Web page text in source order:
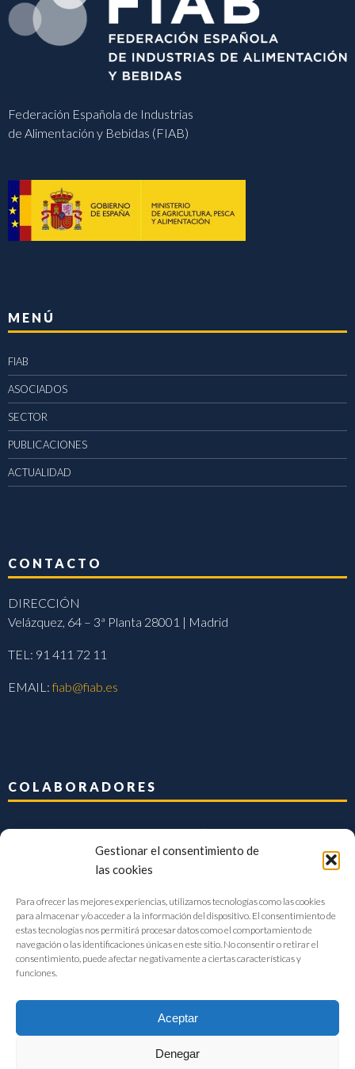
Gestionar el consentimiento de
las cookies
Para ofrecer las mejores experiencias, utilizamos tecnologías como las cookies
para almacenar y/o acceder a la información del dispositivo. El consentimiento de
estas tecnologías nos permitirá procesar datos como el comportamiento de
navegación o las identificaciones únicas en este sitio. No consentir o retirar el
consentimiento, puede afectar negativamente a ciertas características y
funciones.
Aceptar
Denegar
Federación Española de Industrias
de Alimentación y Bebidas (FIAB)
MENÚ
FIAB
ASOCIADOS
SECTOR
PUBLICACIONES
ACTUALIDAD
CONTACTO
DIRECCIÓN
Velázquez, 64 – 3ª Planta 28001 | Madrid
TEL: 91 411 72 11
EMAIL:fiab@fiab.es
COLABORADORES